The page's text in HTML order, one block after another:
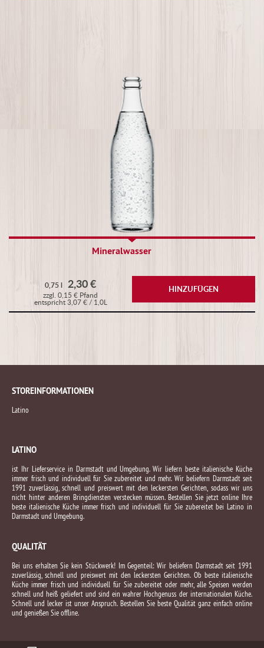
Mineralwasser
0,75 l 2,30 €
zzgl. 0,15 € Pfand
entspricht 3,07 € / 1,0L
HINZUFÜGEN
STOREINFORMATIONEN
Latino
LATINO
ist Ihr Lieferservice in Darmstadt und Umgebung. Wir liefern beste italienische Küche
immer frisch und individuell für Sie zubereitet und mehr. Wir beliefern Darmstadt seit
1991 zuverlässig, schnell und preiswert mit den leckersten Gerichten, sodass wir uns
nicht hinter anderen Bringdiensten verstecken müssen. Bestellen Sie jetzt online Ihre
beste italienische Küche immer frisch und individuell für Sie zubereitet bei Latino in
Darmstadt und Umgebung.
QUALITÄT
Bei uns erhalten Sie kein Stückwerk! Im Gegenteil: Wir beliefern Darmstadt seit 1991
zuverlässig, schnell und preiswert mit den leckersten Gerichten. Ob beste italienische
Küche immer frisch und individuell für Sie zubereitet oder mehr, alle Speisen werden
schnell und heiß geliefert und sind ein wahrer Hochgenuss der internationalen Küche.
Schnell und lecker ist unser Anspruch. Bestellen Sie beste Qualität ganz einfach online
und genießen Sie offline.